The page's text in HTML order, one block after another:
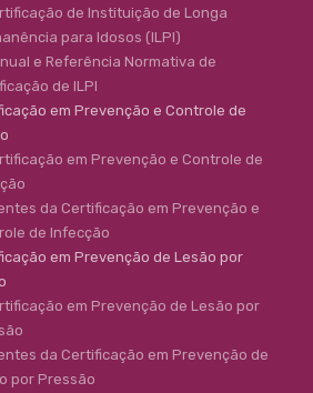
de Instituição de Longa
para Idosos (ILPI)
e Referência Normativa de
de ILPI
em Prevenção e Controle de
em Prevenção e Controle de
da Certificação em Prevenção e
de Infecção
em Prevenção de Lesão por
em Prevenção de Lesão por
da Certificação em Prevenção de
por Pressão